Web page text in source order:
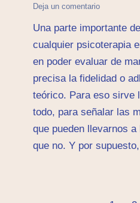
Deja un comentario
Una parte importante
cualquier psicoterapia
en poder evaluar de
precisa la fidelidad o
teórico. Para eso sirve
todo, para señalar las
que pueden llevarnos
que no. Y por